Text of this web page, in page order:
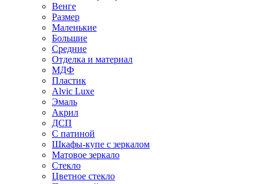
Венге
Размер
Маленькие
Большие
Средние
Отделка и материал
МДФ
Пластик
Alvic Luxe
Эмаль
Акрил
ДСП
С патиной
Шкафы-купе с зеркалом
Матовое зеркало
Стекло
Цветное стекло